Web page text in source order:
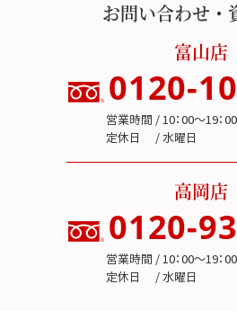
お問い合わせ・
富山店
0120-
営業時間 / 10：00～19：00
定休日 / 水曜日
高岡店
0120-
営業時間 / 10：00～19：00
定休日 / 水曜日